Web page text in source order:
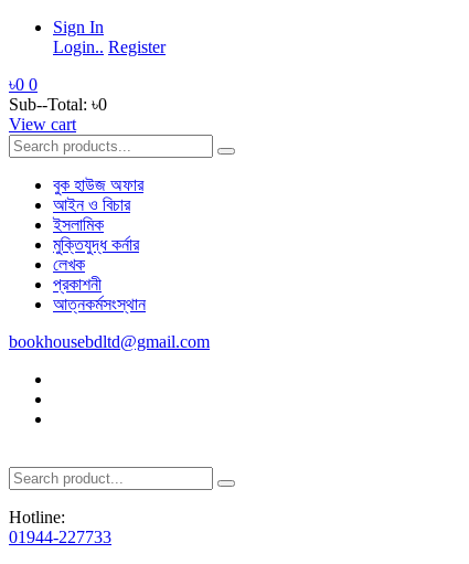
Sign In
Login.. Register
৳0 0
Sub--Total: ৳0
View cart
বুক হাউজ অফার
আইন ও বিচার
ইসলামিক
মুক্তিযুদ্ধ কর্নার
লেখক
প্রকাশনী
আত্নকর্মসংস্থান
bookhousebdltd@gmail.com
Hotline:
01944-227733